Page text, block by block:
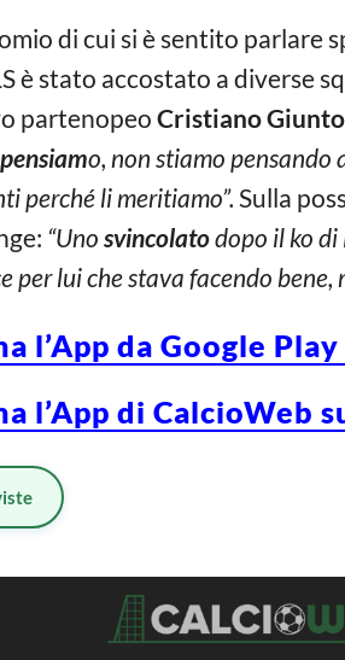
di cui si è sentito parlare
è stato accostato a diverse
partenopeo Cristiano
o, non stiamo pensando
perché li meritiamo”. Sulla
“Uno svincolatodopo il ko
per lui che stava facendo bene,
l’App da Google
l’App di CalcioWeb